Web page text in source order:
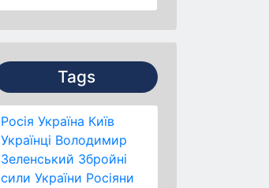
Tags
Росія Україна Київ
Українці Володимир
Зеленський Збройні
сили України Росіяни